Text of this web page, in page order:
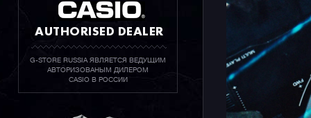
AUTHORISED DEALER
G-STORE RUSSIA ЯВЛЯЕТСЯ ВЕДУЩИМ
АВТОРИЗОВАНЫМ ДИЛЕРОМ
CASIO В РОССИИ